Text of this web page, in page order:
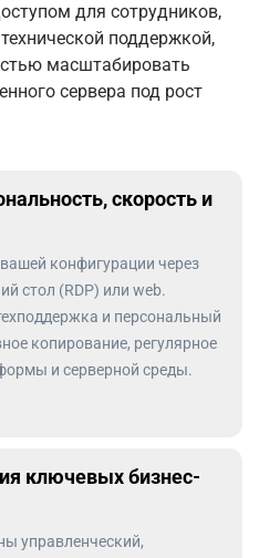
для сотрудников,
поддержкой,
масштабировать
сервера под рост
скорость и
конфигурации через
стол (RDP) или web.
и персональный
копирование, регулярное
и серверной среды.
ключевых бизнес-
управленческий,